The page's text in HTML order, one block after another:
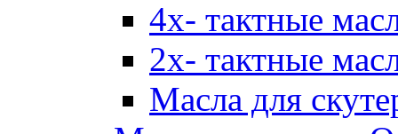
4х- тактные
2х- тактные
Масла для